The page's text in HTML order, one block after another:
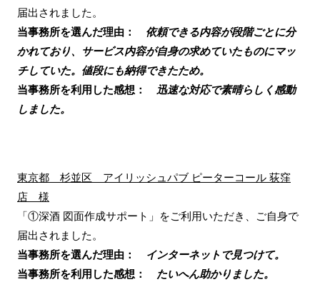
届出されました。
当事務所を選んだ理由：
依頼できる内容が段階ごとに分
かれており、サービス内容が自身の求めていたものにマッ
チしていた。値段にも納得できたため。
当事務所を利用した感想：
迅速な対応で素晴らしく感動
しました。
東京都 杉並区 アイリッシュパブ ピーターコール 荻窪
店 様
「①深酒 図面作成サポート」をご利用いただき、ご自身で
届出されました。
当事務所を選んだ理由：
インターネットで見つけて。
当事務所を利用した感想：
たいへん助かりました。